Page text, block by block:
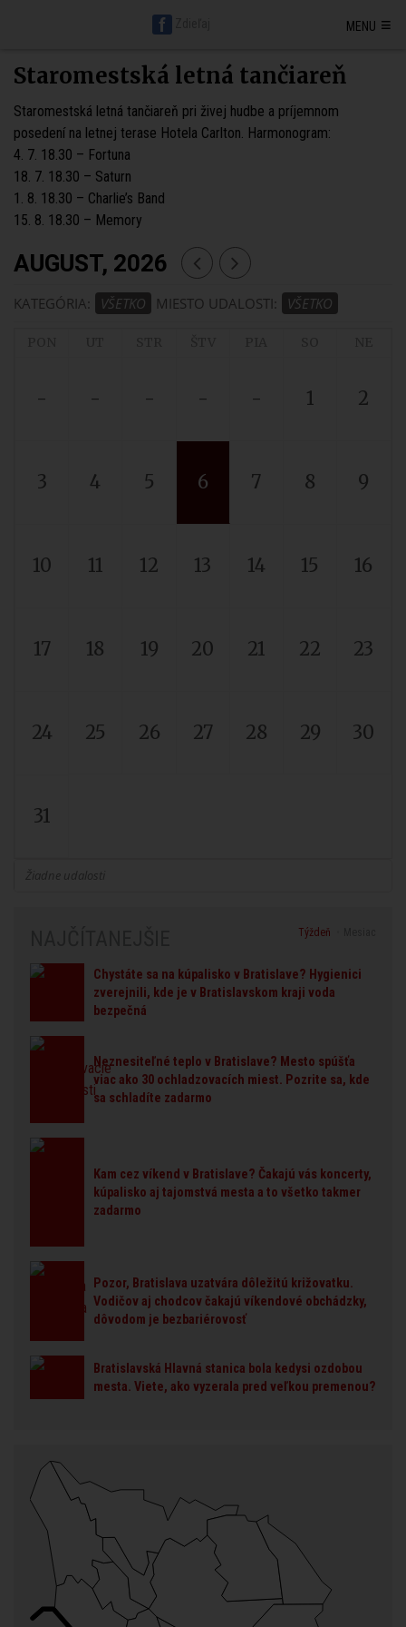
Karlova ves
Podunajské Biskupice
Záhorská Bystrica
Jarovce Čunovo Rusovce Svätý jur
Senec
Malacky Pezinok Modra
MENU ≡
Staromestská letná tančiareň
Staromestská letná tančiareň pri živej hudbe a príjemnom
posedení na letnej terase Hotela Carlton. Harmonogram:
4. 7. 18.30 – Fortuna
18. 7. 18.30 – Saturn
1. 8. 18.30 – Charlie’s Band
15. 8. 18.30 – Memory
AUGUST, 2026
KATEGÓRIA: VŠETKO MIESTO UDALOSTI: VŠETKO
- - - - - 1 2
3 4 5 6 7 8 9
10 11 12 13 14 15 16
17 18 19 20 21 22 23
24 25 26 27 28 29 30
31
Žiadne udalosti
Týždeň
Chystáte sa na kúpalisko v Bratislave? Hygienici
zverejnili, kde je v Bratislavskom kraji voda
bezpečná
Neznesiteľné teplo v Bratislave? Mesto spúšťa
viac ako 30 ochladzovacích miest. Pozrite sa, kde
sa schladíte zadarmo
Kam cez víkend v Bratislave? Čakajú vás koncerty,
kúpalisko aj tajomstvá mesta a to všetko takmer
zadarmo
Pozor, Bratislava uzatvára dôležitú križovatku.
Vodičov aj chodcov čakajú víkendové obchádzky,
dôvodom je bezbariérovosť
Bratislavská Hlavná stanica bola kedysi ozdobou
mesta. Viete, ako vyzerala pred veľkou premenou?